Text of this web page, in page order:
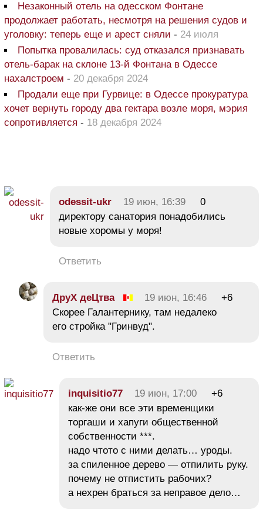
Незаконный отель на одесском Фонтане
продолжает работать, несмотря на решения судов и
уголовку: теперь еще и арест сняли - 24 июля
Попытка провалилась: суд отказался признавать
отель-барак на склоне 13-й Фонтана в Одессе
нахалстроем - 20 декабря 2024
Продали еще при Гурвице: в Одессе прокуратура
хочет вернуть городу два гектара возле моря, мэрия
сопротивляется - 18 декабря 2024
odessit-ukr 19 июн, 16:39
0
директору санатория понадобились
новые хоромы у моря!
Ответить
ДруХ деЦтва 19 июн, 16:46
+6
Скорее Галантернику, там недалеко
его стройка "Гринвуд".
Ответить
іnquіsitіо77 19 июн, 17:00
+6
как-же они все эти временщики
торгаши и хапуги общественной
собственности ***.
надо чтото с ними делать… уроды.
за спиленное дерево — отпилить руку.
почему не отпистить рабочих?
а нехрен браться за неправое дело…